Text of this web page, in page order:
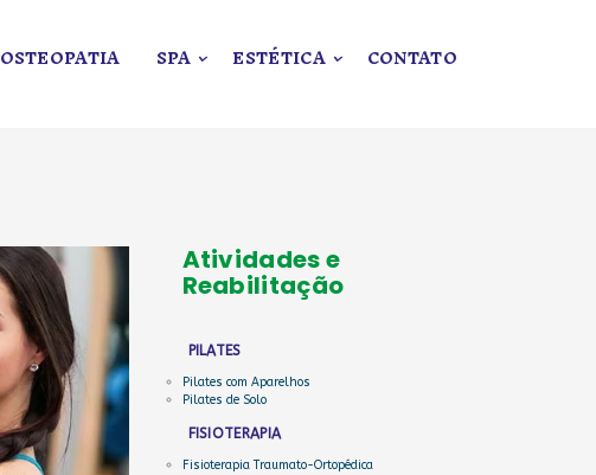
OSTEOPATIA SPA ESTÉTICA CONTATO
Atividades e
Reabilitação
PILATES
Pilates com Aparelhos
Pilates de Solo
FISIOTERAPIA
Fisioterapia Traumato-Ortopédica